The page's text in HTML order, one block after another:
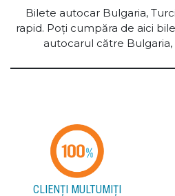
Bilete autocar Bulgaria,
rapid. Poți cumpăra de aici
autocarul către Bulgaria,
CLIENȚI MULTUMIȚI